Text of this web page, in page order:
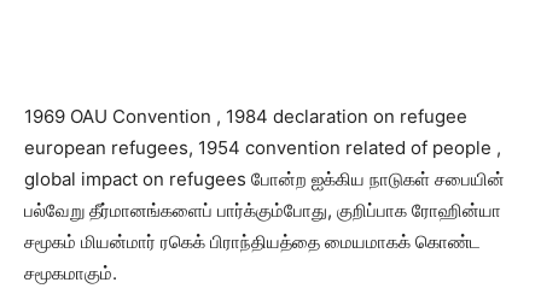
1969 OAU Convention , 1984 declaration on refugee
european refugees, 1954 convention related of people ,
global impact on refugees போன்ற ஐக்கிய நாடுகள் சபையின்
பல்வேறு தீர்மானங்களைப் பார்க்கும்போது, குறிப்பாக ரோஹின்யா
சமூகம் மியன்மார் ரகெக் பிராந்தியத்தை மையமாகக் கொண்ட
சமூகமாகும்.